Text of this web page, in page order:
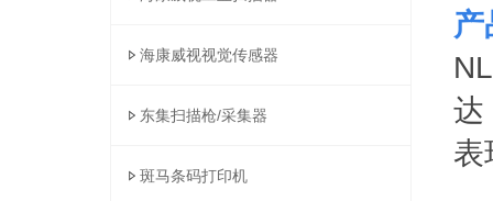
海康威视视觉传感器
东集扫描枪/采集器
斑马条码打印机
产
达
表